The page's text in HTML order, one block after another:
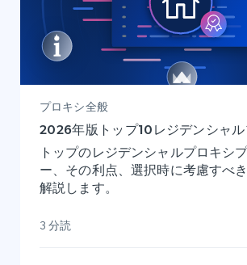
プロキシ全般
2026年版トップ10レジデンシャ
トップのレジデンシャルプロキシ
ー、その利点、選択時に考慮すべ
解説します。
3 分読